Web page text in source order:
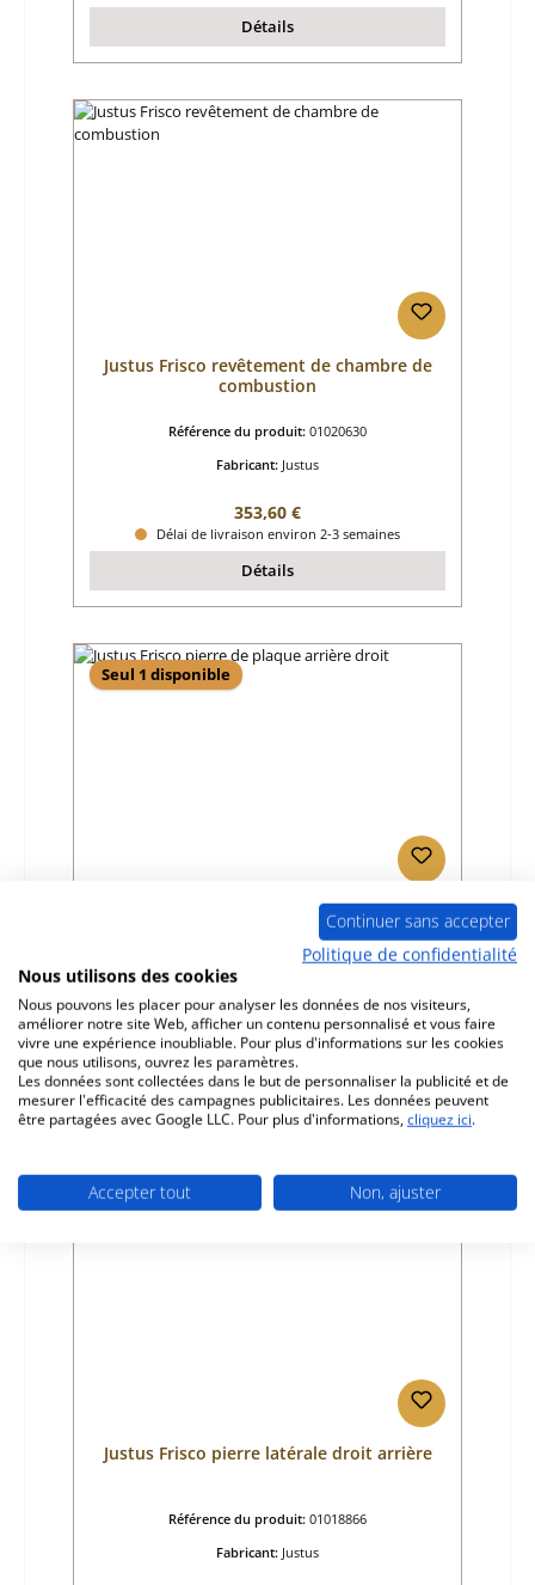
Détails
Justus Frisco revêtement de chambre de
combustion
Référence du produit: 01020630
Fabricant: Justus
Prix régulier :
353,60 €
Délai de livraison environ 2-3 semaines
Détails
Seul 1 disponible
Justus Frisco pierre de plaque arrière droit
Référence du produit:
Fabricant:Justus
Prix régulier :
36,63 €
Disponible, délai de livraison : 4-6 jours
Détails
Justus Frisco pierre latérale droit arrière
Référence du produit: 01018866
Fabricant: Justus
Continuer sans accepter
Politique de confidentialité
Nous utilisons des cookies
Nous pouvons les placer pour analyser les données de nos visiteurs,
améliorer notre site Web, afficher un contenu personnalisé et vous faire
vivre une expérience inoubliable. Pour plus d'informations sur les cookies
que nous utilisons, ouvrez les paramètres.
Les données sont collectées dans le but de personnaliser la publicité et de
mesurer l'efficacité des campagnes publicitaires. Les données peuvent
être partagées avec Google LLC. Pour plus d'informations, cliquez ici.
Accepter tout Non, ajuster